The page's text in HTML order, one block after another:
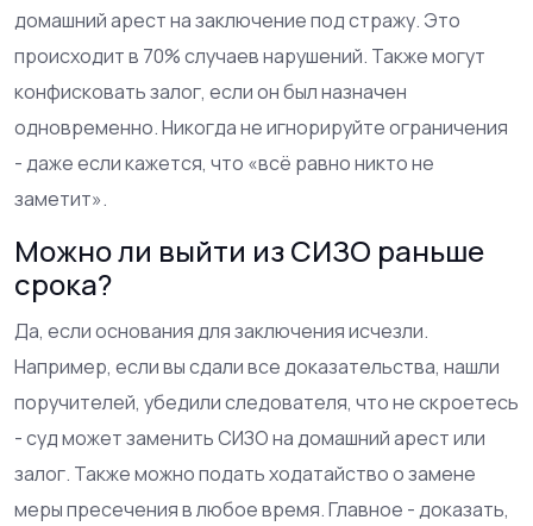
домашний арест на заключение под стражу. Это
происходит в 70% случаев нарушений. Также могут
конфисковать залог, если он был назначен
одновременно. Никогда не игнорируйте ограничения
- даже если кажется, что «всё равно никто не
заметит».
Можно ли выйти из СИЗО раньше
срока?
Да, если основания для заключения исчезли.
Например, если вы сдали все доказательства, нашли
поручителей, убедили следователя, что не скроетесь
- суд может заменить СИЗО на домашний арест или
залог. Также можно подать ходатайство о замене
меры пресечения в любое время. Главное - доказать,